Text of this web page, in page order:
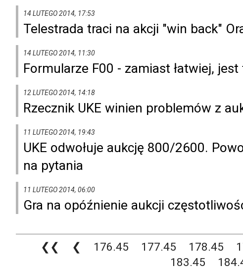
14 LUTEGO 2014, 17:53
Telestrada traci na akcji "win back"
14 LUTEGO 2014, 11:30
Formularze F00 - zamiast łatwiej,
12 LUTEGO 2014, 14:18
Rzecznik UKE winien problemów z
11 LUTEGO 2014, 19:43
UKE odwołuje aukcję 800/2600.
na pytania
11 LUTEGO 2014, 06:00
Gra na opóźnienie aukcji
❮❮ ❮ 176.45 177.45 178.45
183.45